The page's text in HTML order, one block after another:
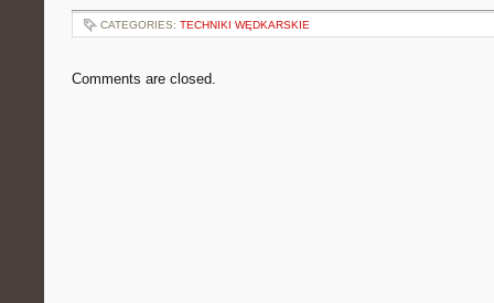
CATEGORIES: TECHNIKI WĘDKARSKIE
Comments are closed.